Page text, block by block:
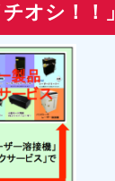
オシ！！」